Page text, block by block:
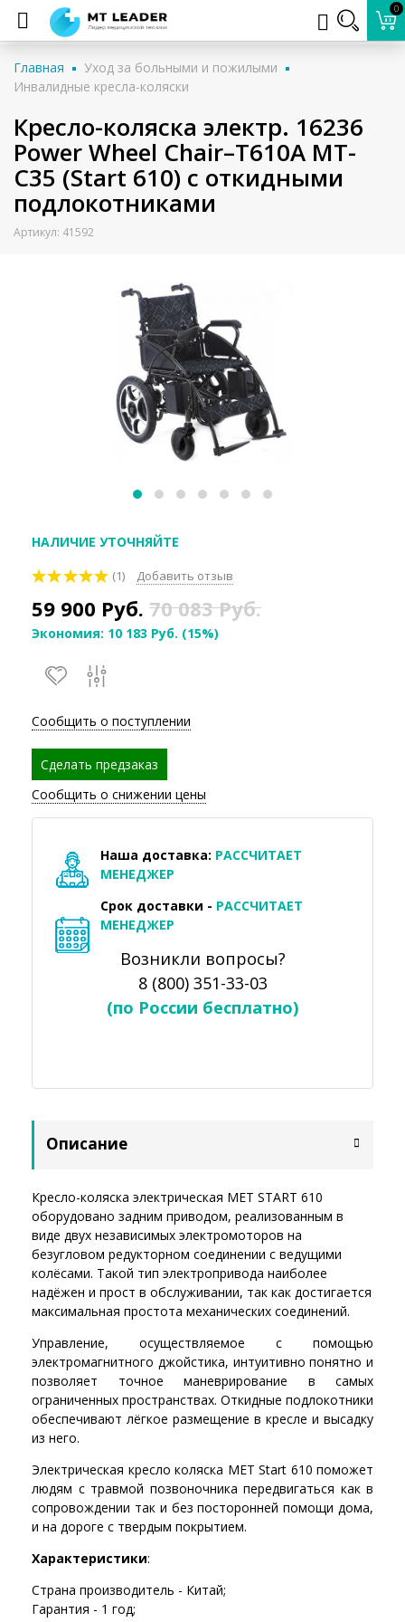
0
Главная
Уход за больными и пожилыми
Инвалидные кресла-коляски
Кресло-коляска электр. 16236
Power Wheel Chair–T610A MT-
C35 (Start 610) с откидными
подлокотниками
Артикул: 41592
НАЛИЧИЕ УТОЧНЯЙТЕ
(1) Добавить отзыв
59 900 Руб. 70 083Руб.
Экономия: 10 183 Руб. (15%)
Сообщить о поступлении
Сделать предзаказ
Сообщить о снижении цены
Наша доставка: РАССЧИТАЕТ
МЕНЕДЖЕР
Срок доставки - РАССЧИТАЕТ
МЕНЕДЖЕР
Возникли вопросы?
8 (800) 351-33-03
(по России бесплатно)
Описание
Кресло-коляска электрическая MET START 610
оборудовано задним приводом, реализованным в
виде двух независимых электромоторов на
безугловом редукторном соединении с ведущими
колёсами. Такой тип электропривода наиболее
надёжен и прост в обслуживании, так как достигается
максимальная простота механических соединений.
Управление, осуществляемое с помощью
электромагнитного джойстика, интуитивно понятно и
позволяет точное маневрирование в самых
ограниченных пространствах. Откидные подлокотники
обеспечивают лёгкое размещение в кресле и высадку
из него.
Электрическая кресло коляска MET Start 610 поможет
людям с травмой позвоночника передвигаться как в
сопровождении так и без посторонней помощи дома,
и на дороге с твердым покрытием.
Характеристики:
Страна производитель - Китай;
Гарантия - 1 год;